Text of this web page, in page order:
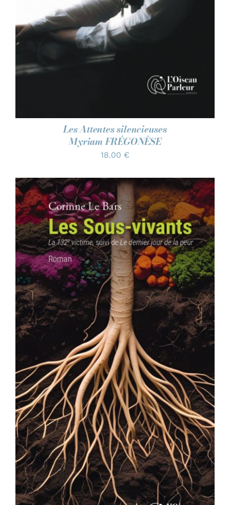
Les Attentes silencieuses
Myriam FRÉGONÈSE
18.00 €
AJOUTER AU PANIER
DÉTAILS